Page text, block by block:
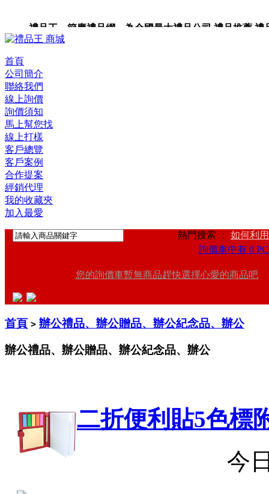
禮品王 節慶禮品網 為全國最大禮品公司,禮品推薦,禮
卡,企業禮品,禮品小物,高級禮品,禮品網站。
首頁
公司簡介
聯絡我們
線上詢價
詢價須知
馬上幫您找
線上打樣
客戶總覽
客戶案例
合作提案
經銷代理
我的收藏夾
加入最愛
熱門搜索 ： 如何利
詢價車中有 0
您的詢價車暫無商品趕快選擇心愛的商品吧
首頁 > 辦公禮品、辦公贈品、辦公紀念品、辦公
辦公禮品、辦公贈品、辦公紀念品、辦公
二折便利貼5色標
今